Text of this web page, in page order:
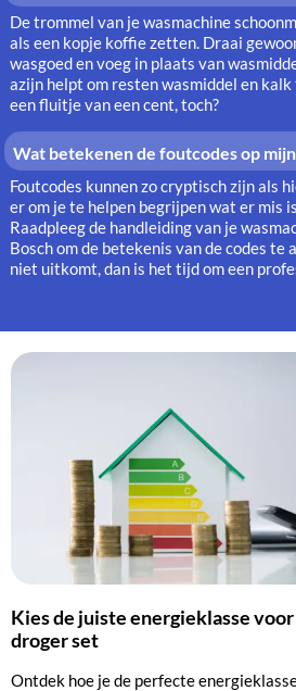
De trommel van je wasmachine
als een kopje koffie zetten. Draai
wasgoed en voeg in plaats van
azijn helpt om resten wasmiddel en
een fluitje van een cent, toch?
Wat betekenen de foutcodes op
Foutcodes kunnen zo cryptisch zijn als
er om je te helpen begrijpen wat er mis
Raadpleeg de handleiding van je
Bosch om de betekenis van de codes te
niet uitkomt, dan is het tijd om een
Kies de juiste energieklasse voor je wasmachine en
droger set
Ontdek hoe je de perfecte